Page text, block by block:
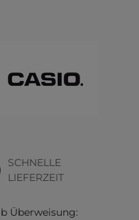
SCHNELLE
LIEFERZEIT
Überweisung: